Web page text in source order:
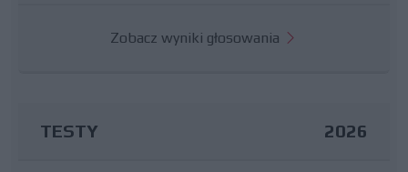
Zobacz wyniki głosowania
TESTY 2026